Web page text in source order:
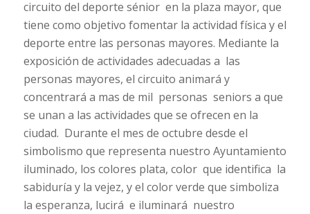
circuito del deporte sénior en la plaza mayor, que
tiene como objetivo fomentar la actividad física y el
deporte entre las personas mayores. Mediante la
exposición de actividades adecuadas a las
personas mayores, el circuito animará y
concentrará a mas de mil personas seniors a que
se unan a las actividades que se ofrecen en la
ciudad. Durante el mes de octubre desde el
simbolismo que representa nuestro Ayuntamiento
iluminado, los colores plata, color que identifica la
sabiduría y la vejez, y el color verde que simboliza
la esperanza, lucirá e iluminará nuestro